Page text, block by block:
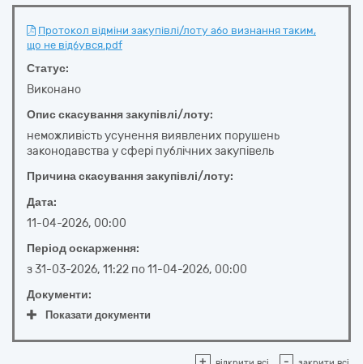
Протокол відміни закупівлі/лоту або визнання таким,
що не відбувся.pdf
Статус:
Виконано
Опис скасування закупівлі/лоту:
неможливість усунення виявлених порушень
законодавства у сфері публічних закупівель
Причина скасування закупівлі/лоту:
Дата:
11-04-2026, 00:00
Період оскарження:
з31-03-2026, 11:22 по11-04-2026, 00:00
Документи:
Показати документи